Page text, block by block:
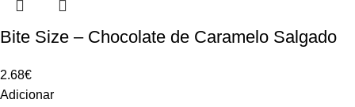
Bite Size – Chocolate de Caramelo Salgado
2.68€
Adicionar